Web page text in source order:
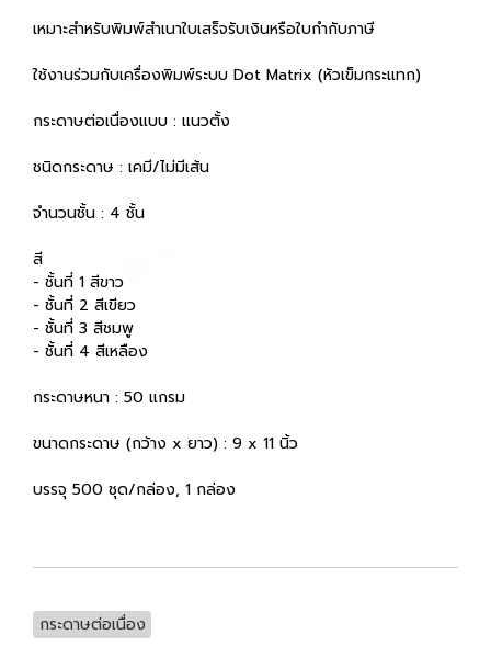
เหมาะสำหรับพิมพ์สำเนาใบเสร็จรับเงินหรือใบกำกับภาษี
ใช้งานร่วมกับเครื่องพิมพ์ระบบ Dot Matrix (หัวเข็มกระแทก)
กระดาษต่อเนื่องแบบ : แนวตั้ง
ชนิดกระดาษ : เคมี/ไม่มีเส้น
จำนวนชั้น : 4 ชั้น
สี
- ชั้นที่ 1 สีขาว
- ชั้นที่ 2 สีเขียว
- ชั้นที่ 3 สีชมพู
- ชั้นที่ 4 สีเหลือง
กระดาษหนา : 50 แกรม
ขนาดกระดาษ (กว้าง x ยาว) : 9 x 11 นิ้ว
บรรจุ 500 ชุด/กล่อง, 1 กล่อง
กระดาษต่อเนื่อง